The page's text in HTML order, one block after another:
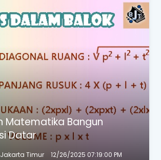
Matematika Bangun
Datar
Timur 12/26/2025 07:19:00 PM